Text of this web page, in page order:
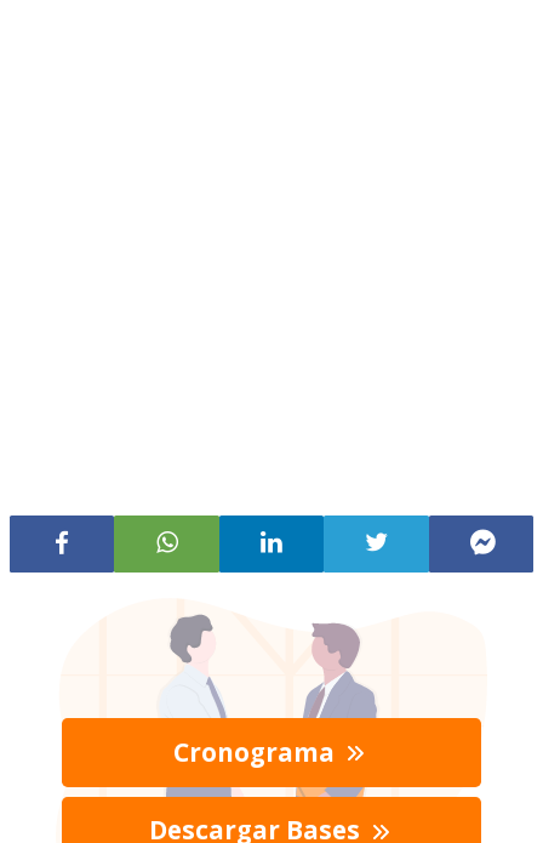
Cronograma
Descargar Bases